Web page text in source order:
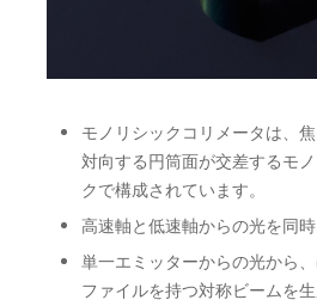
モノリシックコリメータは、
対向する円筒面が交差するモ
クで構成されています。
高速軸と低速軸からの光を同時
単一エミッターからの光から
ファイルを持つ対称ビームを生